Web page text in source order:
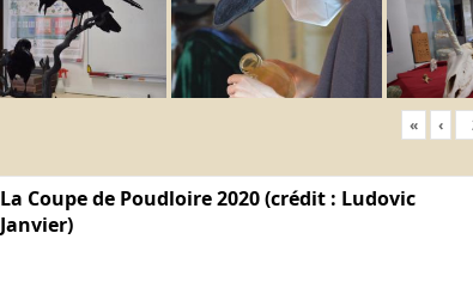
« ‹
La Coupe de Poudloire 2020 (crédit : Ludovic
Janvier)